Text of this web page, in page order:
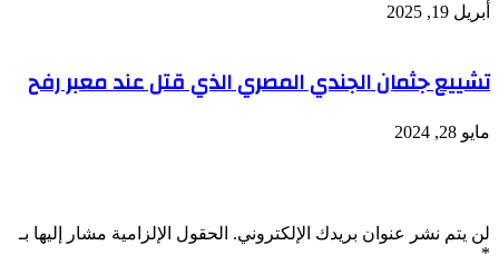
أبريل 19, 2025
تشييع جثمان الجندي المصري الذي قتل عند معبر رفح
مايو 28, 2024
لن يتم نشر عنوان بريدك الإلكتروني. الحقول الإلزامية مشار إليها بـ
*